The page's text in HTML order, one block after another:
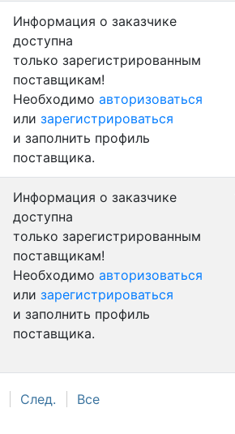
След. Все
Информация о заказчике
доступна
только зарегистрированным
поставщикам!
Необходимо авторизоваться
или зарегистрироваться
и заполнить профиль
поставщика.
Информация о заказчике
доступна
только зарегистрированным
поставщикам!
Необходимо авторизоваться
или зарегистрироваться
и заполнить профиль
поставщика.